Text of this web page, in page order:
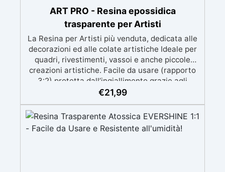
ART PRO - Resina epossidica
trasparente per Artisti
La Resina per Artisti più venduta, dedicata alle
decorazioni ed alle colate artistiche Ideale per
quadri, rivestimenti, vassoi e anche piccole
creazioni artistiche. Facile da usare (rapporto
3:2) protetta dall’ingiallimento grazie agli
speciali filtri UV Formula densa : non cola via,
in 12-24h garantendo una superficie lucida e
brillante
€21,99